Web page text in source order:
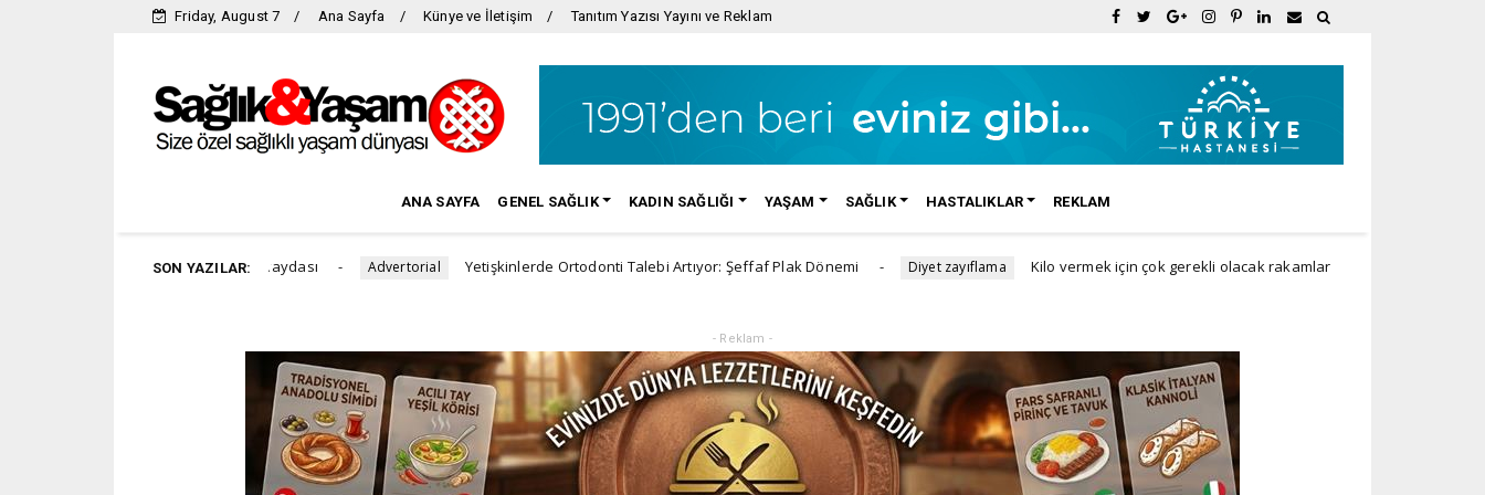
Friday, August 7 Ana Sayfa Künye ve İletişim Tanıtım Yazısı Yayını ve Reklam
ANA SAYFA GENEL SAĞLIK KADIN SAĞLIĞI YAŞAM SAĞLIK HASTALIKLAR REKLAM
SON YAZILAR:
karpuzun 8 önemli faydası Advertorial Yetişkinlerde Ortodonti Talebi Artıyor: Şeffaf Plak Dönemi Diyet zayıflama Kilo vermek için çok gerekli olacak rakamlar Advertorial
- Reklam -